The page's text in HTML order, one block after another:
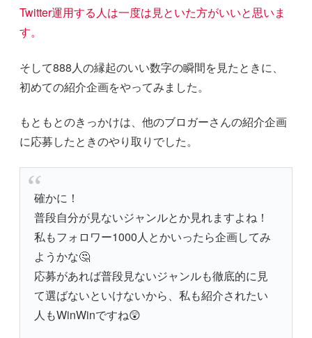
Twitter運用する人は一度は見といた方がいいと思いま
す。
そして888人の縁起のいい数字の瞬間を見たときに、
初めての紹介企画をやってみました。
もともとのきっかけは、他のブロガーさんの紹介企画
に応募したときのやり取りでした。
確かに！
普段自分が見ないジャンルとか見れますよね！
私もフォロワー1000人とかいったら企画してみ
ようかな🤔
応募があれば普段見ないジャンルも徹底的に見
て選ばないといけないから、私も紹介されたい
人もWinWinですね😲